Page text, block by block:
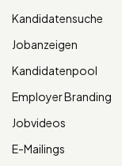
Kandidatensuche
Jobanzeigen
Kandidatenpool
Employer Branding
Jobvideos
E-Mailings